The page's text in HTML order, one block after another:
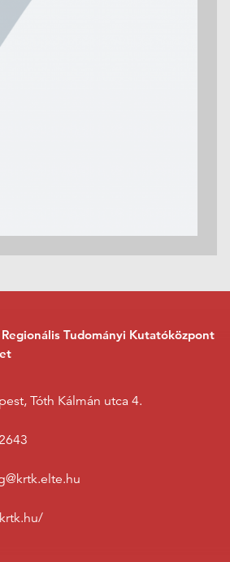
Regionális Tudományi Kutatóközpont
Tóth Kálmán utca 4.